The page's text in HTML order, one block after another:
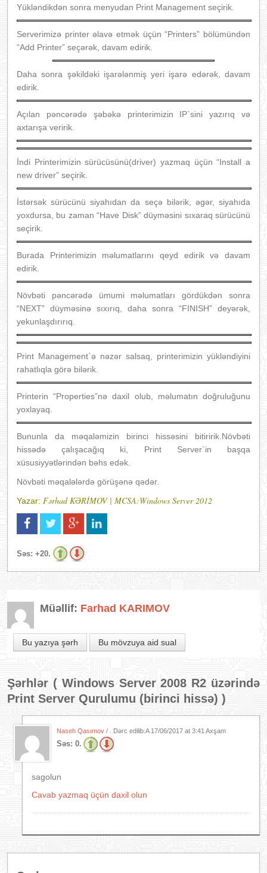
Yükləndikdən sonra menyudan Print Management seçirik.
Serverimizə printer əlavə etmək üçün “Printers” bölümündən
“Add Printer” seçərək, davam edirik.
Daha sonra şəkildəki işarələnmiş yeri işarə edərək, davam
edirik.
Açılan pəncərədə şəbəkə printerimizin IP`sini yazırıq və
axtarışa veririk.
İndi Printerimizin sürücüsünü(driver) yazmaq üçün “Install a
new driver” seçirik.
İstərsək sürücünü siyahıdan da seçə bilərik, əgər, siyahıda
yoxdursa, bu zaman “Have Disk” düyməsini sıxaraq sürücünü
seçirik.
Burada Printerimizin məlumatlarını qeyd edirik və davam
edirik.
Növbəti pəncərədə ümumi məlumatları gördükdən sonra
“NEXT” düyməsinə sıxırıq, daha sonra “FINISH” deyərək,
yekunlaşdırırıq.
Print Management`ə nəzər salsaq, printerimizin yükləndiyini
rahatlıqla görə bilərik.
Printerin “Properties”nə daxil olub, məlumatın doğruluğunu
yoxlayaq.
Bununla da məqaləmizin birinci hissəsini bitiririk.Növbəti
hissədə çalışacağıq ki, Print Server`in başqa
xüsusiyyətlərindən bəhs edək.
Növbəti məqalələrdə görüşənə qədər.
Yazar: Fərhad KƏRİMOV | MCSA:Windows Server 2012
Səs: +20.
Müəllif: Farhad KARIMOV
Bu yazıya şərh Bu mövzuya aid sual
Şərhlər ( Windows Server 2008 R2 üzərində
Print Server Qurulumu (birinci hissə) )
Naseh Qasımov / . Dərc edilib:A 17/06/2017 at 3:41 Axşam
Səs: 0.
sagolun
Cavab yazmaq üçün daxil olun